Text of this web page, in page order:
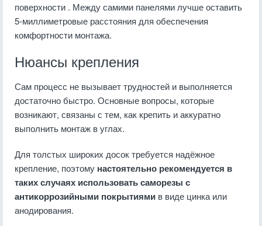
поверхности . Между самими панелями лучше оставить
5-миллиметровые расстояния для обеспечения
комфортности монтажа.
Нюансы крепления
Сам процесс не вызывает трудностей и выполняется
достаточно быстро. Основные вопросы, которые
возникают, связаны с тем, как крепить и аккуратно
выполнить монтаж в углах.
Для толстых широких досок требуется надёжное
крепление, поэтому настоятельно рекомендуется в
таких случаях использовать саморезы с
антикоррозийными покрытиями в виде цинка или
анодирования.